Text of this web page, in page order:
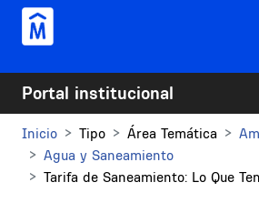
Pasar al contenido principal
Portal institucional
Inicio Tipo Área Temática
Agua y Saneamiento
Tarifa de Saneamiento: Lo Que